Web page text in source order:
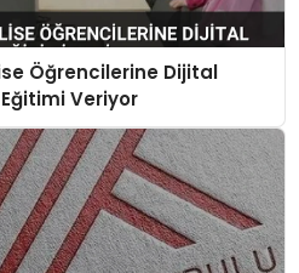
Öğrencilerine Dijital
Veriyor